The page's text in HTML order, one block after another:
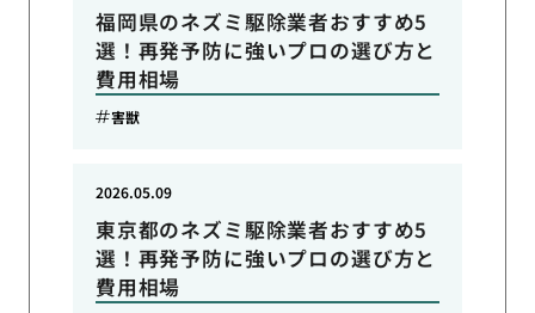
福岡県のネズミ駆除業者おすすめ5
選！再発予防に強いプロの選び方と
費用相場
害獣
東京都のネズミ駆除業者おすすめ5
選！再発予防に強いプロの選び方と
費用相場
2026.05.09